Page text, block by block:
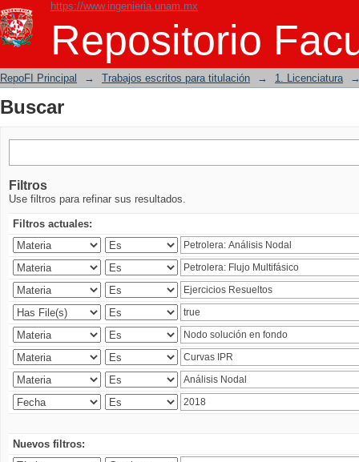
https://www.ingenieria.unam.mx
Repositorio
Buscar
RepoFI Principal → Trabajos escritos para titulación → 1. Licenciatura
Buscar
Filtros
Use filtros para refinar sus resultados.
Filtros actuales:
Nuevos filtros: